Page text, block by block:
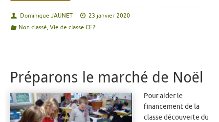
Dominique JAUNET
23 janvier 2020
Non classé,Vie de classe CE2
Préparons le marché de Noël
Pour aider le
financement de la
classe découverte du